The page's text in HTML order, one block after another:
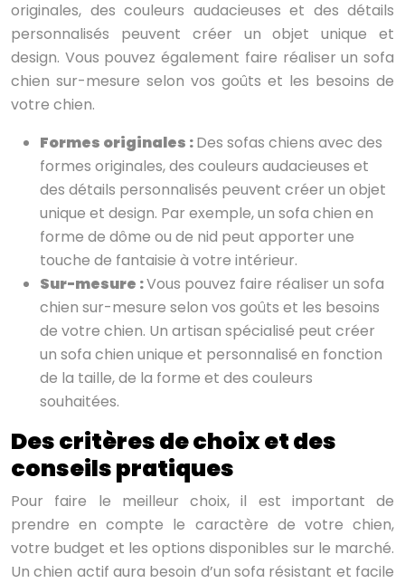
originales, des couleurs audacieuses et des détails
personnalisés peuvent créer un objet unique et
design. Vous pouvez également faire réaliser un sofa
chien sur-mesure selon vos goûts et les besoins de
votre chien.
Formes originales :Des sofas chiens avec des
formes originales, des couleurs audacieuses et
des détails personnalisés peuvent créer un objet
unique et design. Par exemple, un sofa chien en
forme de dôme ou de nid peut apporter une
touche de fantaisie à votre intérieur.
Sur-mesure :Vous pouvez faire réaliser un sofa
chien sur-mesure selon vos goûts et les besoins
de votre chien. Un artisan spécialisé peut créer
un sofa chien unique et personnalisé en fonction
de la taille, de la forme et des couleurs
souhaitées.
Des critères de choix et des
conseils pratiques
Pour faire le meilleur choix, il est important de
prendre en compte le caractère de votre chien,
votre budget et les options disponibles sur le marché.
Un chien actif aura besoin d’un sofa résistant et facile